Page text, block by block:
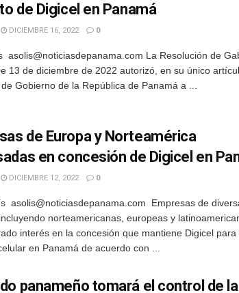
de Digicel en Panamá
DICIEMBRE 16, 2022 0
asolis@noticiasdepanama.com La Resolución de
13 de diciembre de 2022 autorizó, en su único
Gobierno de la República de Panamá a ...
de Europa y Norteamérica
en concesión de Digicel en
DICIEMBRE 12, 2022 0
asolis@noticiasdepanama.com Empresas de
norteamericanas, europeas y
interés en la concesión que mantiene Digicel
en Panamá de acuerdo con ...
panameño tomará el control de la